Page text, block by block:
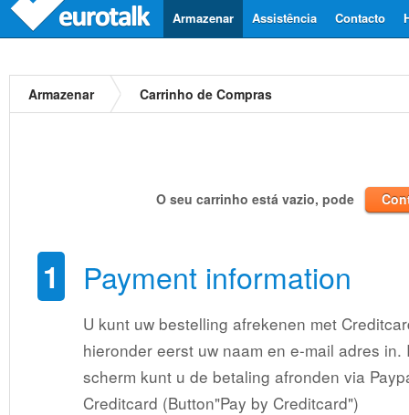
Contacto
Assistência
Armazenar
Armazenar Carrinho de Compras
O seu carrinho está vazio, pode
1 Payment information
U kunt uw bestelling afrekenen met
hieronder eerst uw naam en e-mail adres
scherm kunt u de betaling afronden via
Creditcard (Button"Pay by Creditcard")